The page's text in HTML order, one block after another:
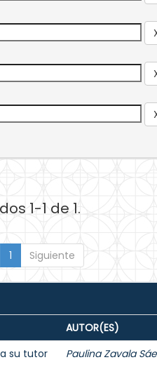
1-1 de 1.
1 Siguiente
AUTOR(ES)
su tutor
Paulina Zavala